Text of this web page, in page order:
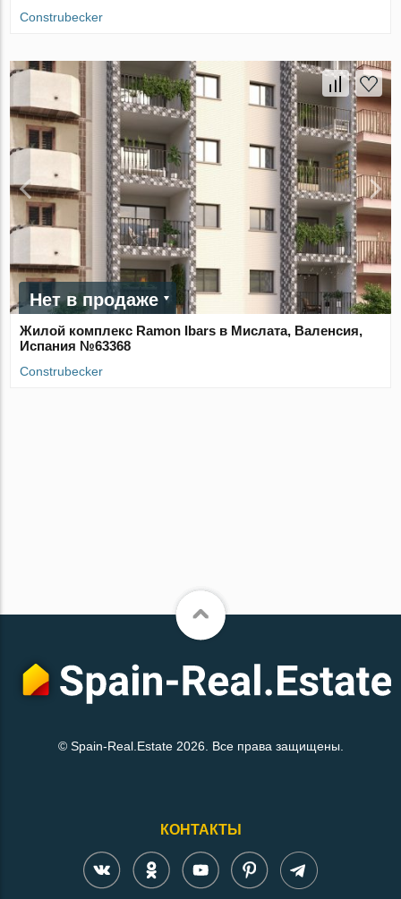
Construbecker
Нет в продаже
Жилой комплекс Ramon Ibars в Мислата, Валенсия,
Испания №63368
Construbecker
© Spain-Real.Estate 2026. Все права защищены.
КОНТАКТЫ